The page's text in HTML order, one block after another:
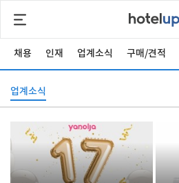
채용 인재 업계소식 구매/견적
업계소식